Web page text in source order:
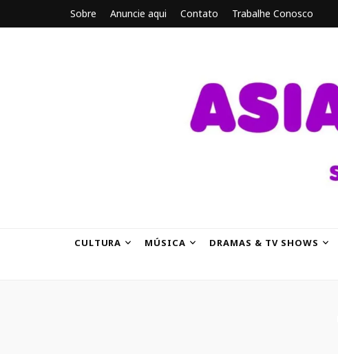
Sobre Anuncie aqui Contato Trabalhe Conosco
CULTURA MÚSICA DRAMAS & TV SHOWS